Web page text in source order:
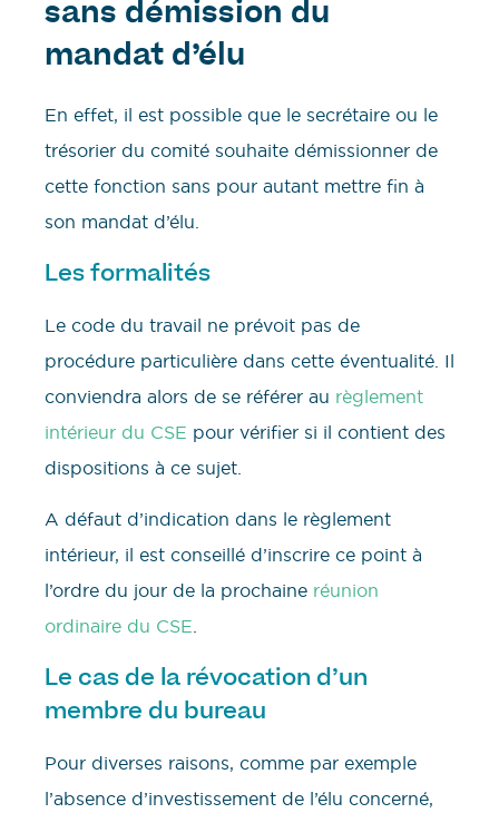
sans démission du
mandat d’élu
En effet, il est possible que le secrétaire ou le
trésorier du comité souhaite démissionner de
cette fonction sans pour autant mettre fin à
son mandat d’élu.
Les formalités
Le code du travail ne prévoit pas de
procédure particulière dans cette éventualité. Il
conviendra alors de se référer au règlement
intérieur du CSE pour vérifier si il contient des
dispositions à ce sujet.
A défaut d’indication dans le règlement
intérieur, il est conseillé d’inscrire ce point à
l’ordre du jour de la prochaine réunion
ordinaire du CSE.
Le cas de la révocation d’un
membre du bureau
Pour diverses raisons, comme par exemple
l’absence d’investissement de l’élu concerné,